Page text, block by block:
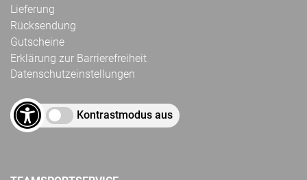
Lieferung
Rücksendung
Gutscheine
Erklärung zur Barrierefreiheit
Datenschutzeinstellungen
Kontrastmodus aus